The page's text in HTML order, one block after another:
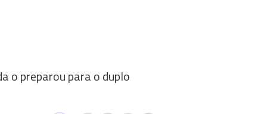
o preparou para o duplo